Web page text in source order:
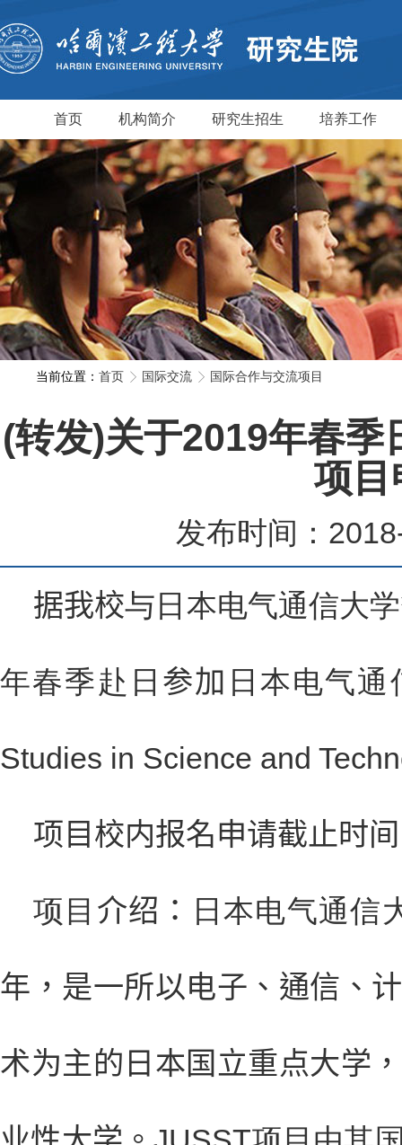
首页 机构简介 研究生招生 培养工作
当前位置： 首页 国际交流 国际合作与交流项目
(转发)关于2019年春
项目
发布时间：
据我校与日本电气通信大学
年春季赴 日 参加 日本电气通
Studies in Science and
项目校内报名申请截止时
项目 介绍： 日本电气通信
年，是一所以电子、通信、
术为主的日本国立重点大学